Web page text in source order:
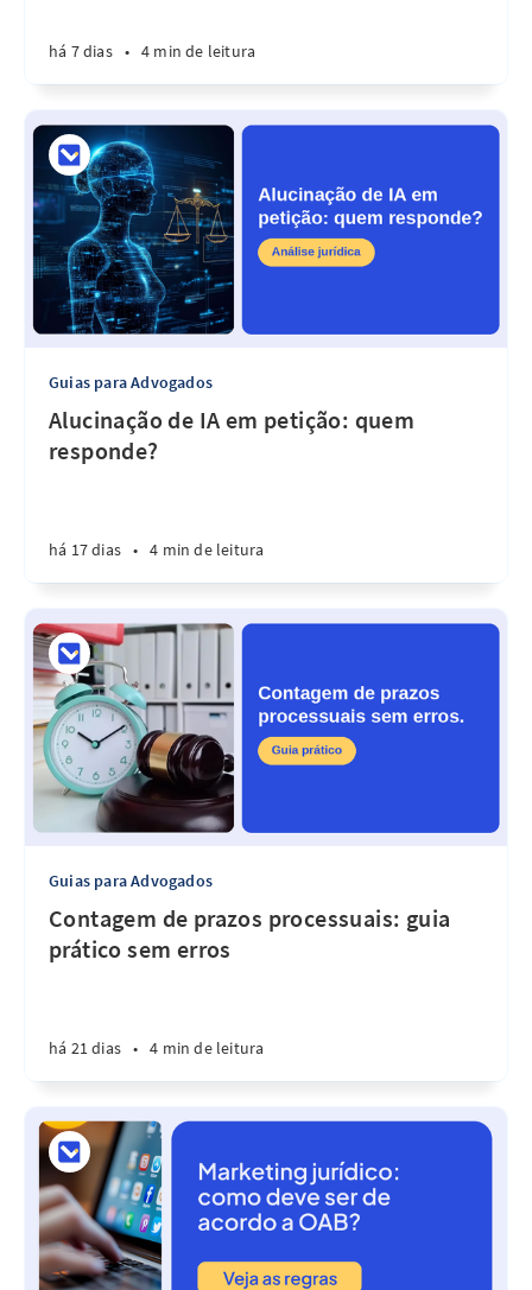
há 7 dias • 4 min de leitura
Guias para Advogados
Alucinação de IA em petição: quem
responde?
há 17 dias • 4 min de leitura
Guias para Advogados
Contagem de prazos processuais: guia
prático sem erros
há 21 dias • 4 min de leitura